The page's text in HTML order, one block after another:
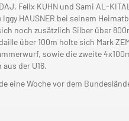
Felix KUHN und Sami AL-
HAUSNER bei seinem
noch zusätzlich Silber über
über 100m holte sich Mark
sowie die zweite
der U16.
eine Woche vor dem